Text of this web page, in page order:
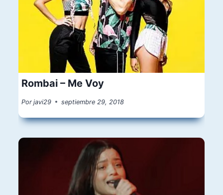
Rombai – Me Voy
Por javi29 septiembre 29, 2018